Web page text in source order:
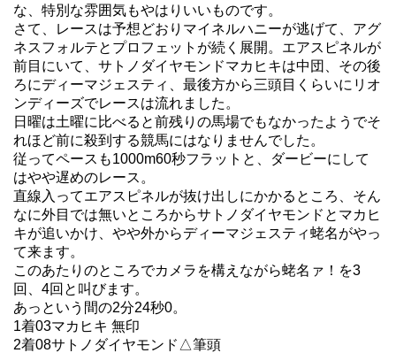
な、特別な雰囲気もやはりいいものです。
さて、レースは予想どおりマイネルハニーが逃げて、アグ
ネスフォルテとプロフェットが続く展開。エアスピネルが
前目にいて、サトノダイヤモンドマカヒキは中団、その後
ろにディーマジェスティ、最後方から三頭目くらいにリオ
ンディーズでレースは流れました。
日曜は土曜に比べると前残りの馬場でもなかったようでそ
れほど前に殺到する競馬にはなりませんでした。
従ってペースも1000m60秒フラットと、ダービーにして
はやや遅めのレース。
直線入ってエアスピネルが抜け出しにかかるところ、そん
なに外目では無いところからサトノダイヤモンドとマカヒ
キが追いかけ、やや外からディーマジェスティ蛯名がやっ
て来ます。
このあたりのところでカメラを構えながら蛯名ァ！を3
回、4回と叫びます。
あっという間の2分24秒0。
1着03マカヒキ 無印
2着08サトノダイヤモンド△筆頭